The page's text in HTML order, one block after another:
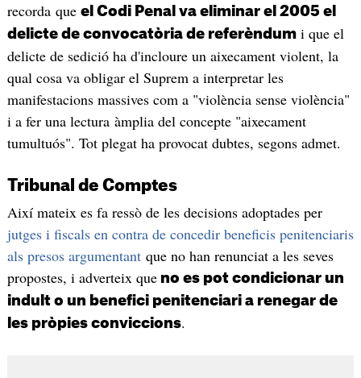
recorda que el Codi Penal va eliminar el 2005 el
delicte de convocatòria de referèndumi que el
delicte de sedició ha d'incloure un aixecament violent, la
qual cosa va obligar el Suprem a interpretar les
manifestacions massives com a "violència sense violència"
i a fer una lectura àmplia del concepte "aixecament
tumultuós". Tot plegat ha provocat dubtes, segons admet.
Tribunal de Comptes
Així mateix es fa ressò de les decisions adoptades per
jutges i fiscals en contra de concedir beneficis penitenciaris
als presos argumentant que no han renunciat a les seves
propostes, i adverteix queno es pot condicionar un
indult o un benefici penitenciari a renegar de
les pròpies conviccions.